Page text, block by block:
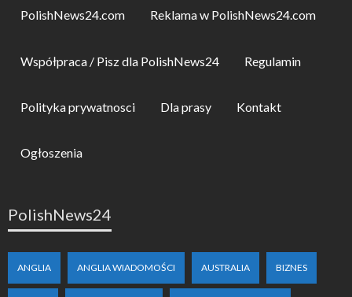
PolishNews24.com Reklama w PolishNews24.com
Współpraca / Pisz dla PolishNews24 Regulamin
Polityka prywatnosci Dla prasy Kontakt
Ogłoszenia
PolishNews24
ANGLIA ANGLIA WIADOMOŚCI AUSTRALIA BIZNES